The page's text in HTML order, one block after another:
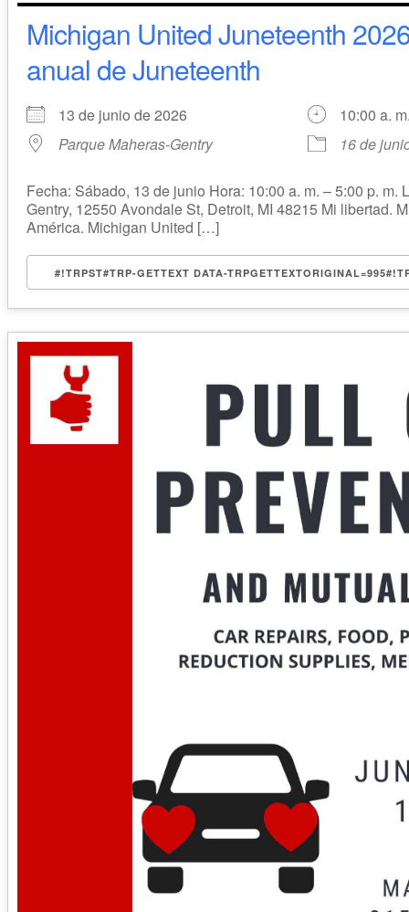
Michigan United Juneteenth
anual de Juneteenth
13 de junio de 2026
10:00 a.
Parque Maheras-Gentry
16 de
Fecha: Sábado, 13 de junio Hora: 10:00 a. m. – 5:00 p. m.
Gentry, 12550 Avondale St, Detroit, MI 48215 Mi libertad.
América. Michigan United […]
#!TRPST#TRP-GETTEXT DATA-